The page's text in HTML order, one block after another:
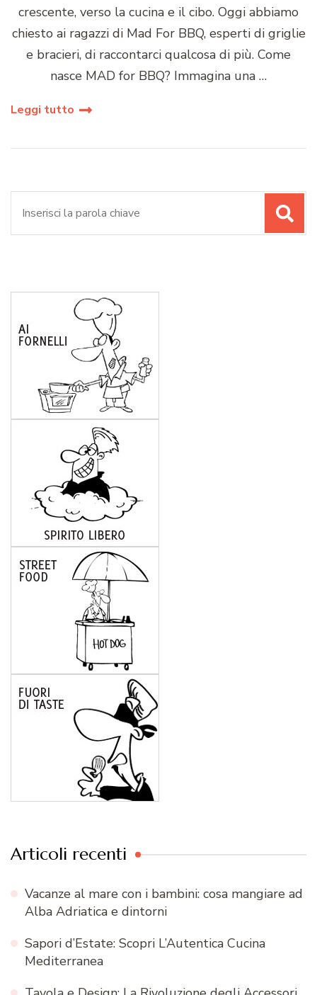
crescente, verso la cucina e il cibo. Oggi abbiamo
chiesto ai ragazzi di Mad For BBQ, esperti di griglie
e bracieri, di raccontarci qualcosa di più. Come
nasce MAD for BBQ? Immagina una …
Leggi tutto
Articoli recenti
Vacanze al mare con i bambini: cosa mangiare ad
Alba Adriatica e dintorni
Sapori d’Estate: Scopri L’Autentica Cucina
Mediterranea